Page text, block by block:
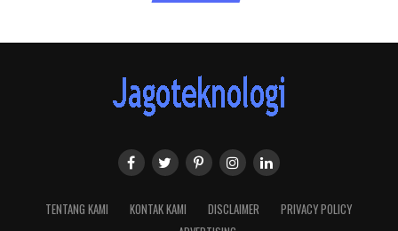
TENTANG KAMI KONTAK KAMI DISCLAIMER
PRIVACY POLICY